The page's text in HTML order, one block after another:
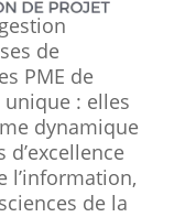
de
PME de
: elles
dynamique
l’information,
de la